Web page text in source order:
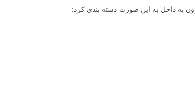
به داخل به این صورت دسته بندی کرد: